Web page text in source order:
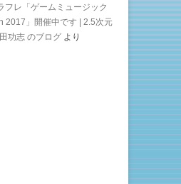
フレ「ゲームミュージック
2017」開催中です | 2.5次元
功志 のブログ より